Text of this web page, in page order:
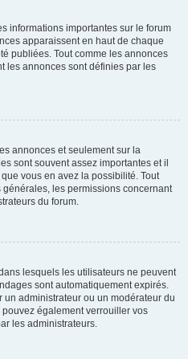
informations importantes sur le forum
apparaissent en haut de chaque
publiées. Tout comme les annonces
les annonces sont définies par les
annonces et seulement sur la
sont souvent assez importantes et il
vous en avez la possibilité. Tout
les permissions concernant
du forum.
lesquels les utilisateurs ne peuvent
sont automatiquement expirés.
administrateur ou un modérateur du
également verrouiller vos
les administrateurs.